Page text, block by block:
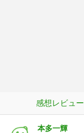
感想レビュー
本多一輝